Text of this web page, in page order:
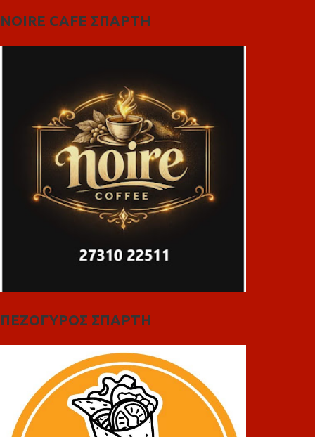
NOIRE CAFE ΣΠΑΡΤΗ
ΠΕΖΟΓΥΡΟΣ ΣΠΑΡΤΗ